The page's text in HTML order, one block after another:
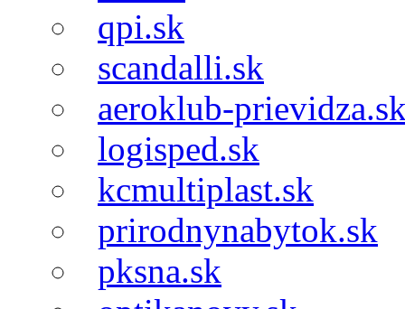
qpi.sk
scandalli.sk
aeroklub-
logisped.sk
kcmultiplast.sk
prirodnynabytok.sk
pksna.sk